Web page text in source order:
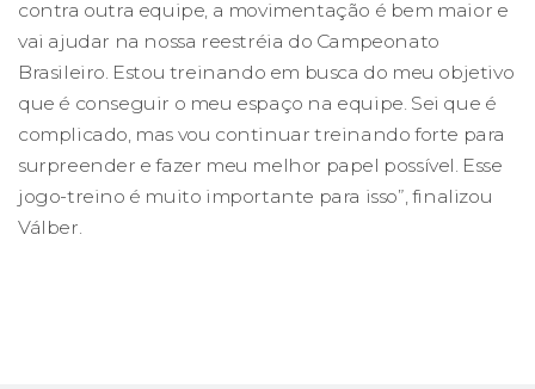
contra outra equipe, a movimentação é bem maior e
vai ajudar na nossa reestréia do Campeonato
Brasileiro. Estou treinando em busca do meu objetivo
que é conseguir o meu espaço na equipe. Sei que é
complicado, mas vou continuar treinando forte para
surpreender e fazer meu melhor papel possível. Esse
jogo-treino é muito importante para isso”, finalizou
Válber.